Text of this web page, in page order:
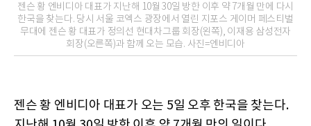
젠슨 황 엔비디아 대표가 지난해 10월 30일 방한 이후 약 7개월 만에 다시
한국을 찾는다. 당시 서울 코엑스 광장에서 열린 지포스 게이머 페스티벌
무대에 젠슨 황 대표가 정의선 현대차그룹 회장(왼쪽), 이재용 삼성전자
회장(오른쪽)과 함께 오는 모습. 사진=엔비디아
젠슨 황 엔비디아 대표가 오는 5일 오후 한국을 찾는다.